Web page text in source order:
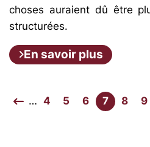
choses auraient dû être
structurées.
En savoir plus
… 4 5 6 7 8 9